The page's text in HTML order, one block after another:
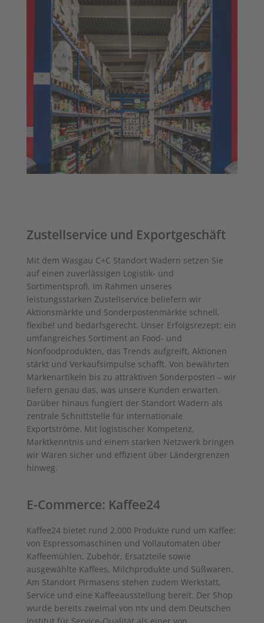
Zustellservice und Exportgeschäft
Mit dem Wasgau C+C Standort Wadern setzen Sie
auf einen zuverlässigen Logistik- und
Sortimentsprofi. Im Rahmen unseres
leistungsstarken Zustellservice beliefern wir
Aktionsmärkte und Sonderpostenmärkte schnell,
flexibel und bedarfsgerecht. Unser Erfolgsrezept: ein
umfangreiches Sortiment an Food- und
Nonfoodprodukten, das Trends aufgreift, Aktionen
stärkt und Verkaufsimpulse schafft. Von bewährten
Markenartikeln bis zu attraktiven Sonderposten – wir
liefern genau das, was unsere Kunden erwarten.
Darüber hinaus fungiert der Standort Wadern als
zentrale Schnittstelle für internationale
Exportströme. Mit logistischer Kompetenz,
Marktkenntnis und einem starken Netzwerk bringen
wir Waren sicher und effizient über Ländergrenzen
hinweg.
E-Commerce: Kaffee24
Kaffee24 bietet rund 2.000 Produkte rund um Kaffee:
von Espressomaschinen und Vollautomaten über
Kaffeemühlen, Zubehör, Ersatzteile sowie
ausgewählte Kaffees, Milchprodukte und Süßwaren.
Am Standort Pirmasens stehen zudem Werkstatt,
Service und eine Kaffeeausstellung bereit. Der Shop
wurde bereits zweimal von ntv und dem Deutschen
Institut für Service-Qualität als einer von